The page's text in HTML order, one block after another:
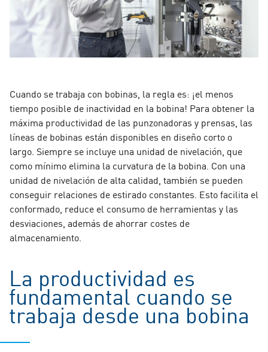
Cuando se trabaja con bobinas, la regla es: ¡el menos
tiempo posible de inactividad en la bobina! Para obtener la
máxima productividad de las punzonadoras y prensas, las
líneas de bobinas están disponibles en diseño corto o
largo. Siempre se incluye una unidad de nivelación, que
como mínimo elimina la curvatura de la bobina. Con una
unidad de nivelación de alta calidad, también se pueden
conseguir relaciones de estirado constantes. Esto facilita el
conformado, reduce el consumo de herramientas y las
desviaciones, además de ahorrar costes de
almacenamiento.
La productividad es
fundamental cuando se
trabaja desde una bobina